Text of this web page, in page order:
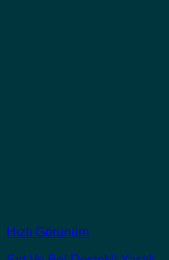
Hızlı Görünüm